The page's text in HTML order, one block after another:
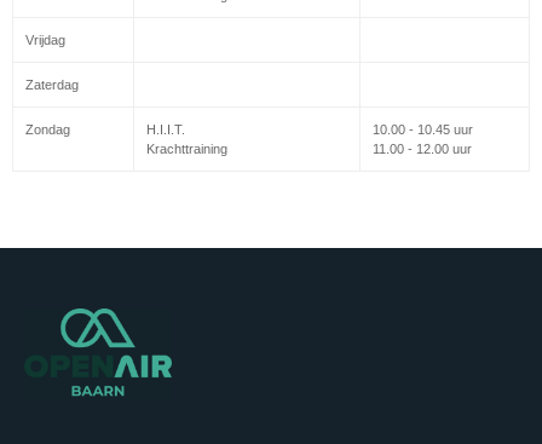
Vrijdag
Zaterdag
Zondag
H.I.I.T.
Krachttraining
10.00 - 10.45 uur
11.00 - 12.00 uur